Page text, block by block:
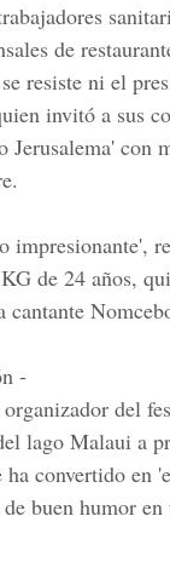
de
resiste ni el
invitó a sus
Jerusalema' con
impresionante',
de 24 años,
cantante
-
del
lago Malaui a
ha convertido en
buen humor